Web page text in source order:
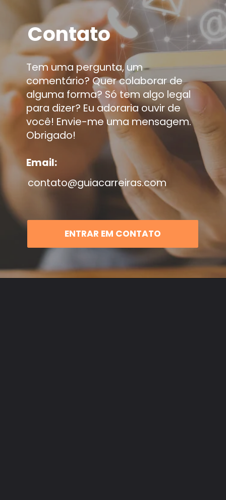
ENTRAR EM CONTATO
Contato
contato@guiacarreiras.com
Tem uma pergunta, um
comentário? Quer colaborar de
alguma forma? Só tem algo legal
para dizer? Eu adoraria ouvir de
você! Envie-me uma mensagem.
Obrigado!
Email: